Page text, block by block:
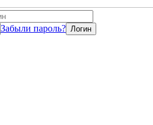
Забыли пароль?